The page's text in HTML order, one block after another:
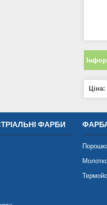
Ціна:
ФАРБИ